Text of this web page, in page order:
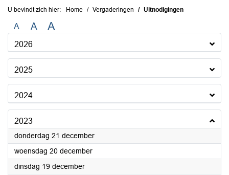
U bevindt zich hier: Home Vergaderingen Uitnodigingen
A A A
2026
2025
2024
2023
donderdag 21 december2023
woensdag 20 december2023
dinsdag 19 december2023